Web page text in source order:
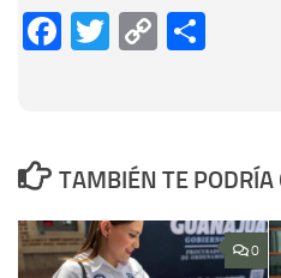
Facebook
Twitter
Copy
TAMBIÉN TE PODRÍA
0